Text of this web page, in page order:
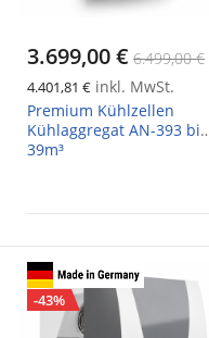
3.699,00 € 6.499,00 €
4.401,81 € inkl. MwSt.
Premium Kühlzellen
Kühlaggregat AN-393 bis
39m³
-43%